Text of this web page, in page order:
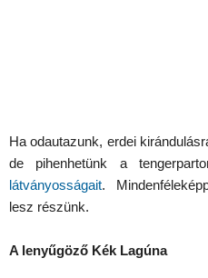
Ha odautazunk, erdei
de pihenhetünk a
látványosságait.
lesz részünk.
A lenyűgöző Kék Lagúna